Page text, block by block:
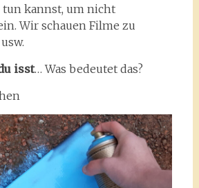
tun kannst, um nicht
Wir schauen Filme zu
isst… Was bedeutet das?